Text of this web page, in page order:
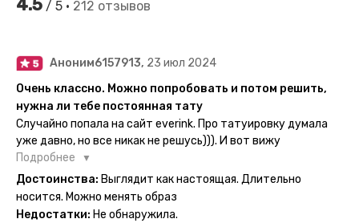
4.5 / 5 • 212 отзывов
Аноним6157913, 23 июл 2024
Очень классно. Можно попробовать и потом решить,
нужна ли тебе постоянная тату
Случайно попала на сайт everink. Про татуировку думала
уже давно, но все никак не решусь))). И вот вижу
великолепный каталог everink. Тату на любой вкус.
Заказала и не пожалела. Супер. Выглядит как настоящая.
Посмотрю как булет ы носке. Обязательно закажу ещё.
Подробнее
Достоинства: Выглядит как настоящая. Длительно
носится. Можно менять образ
Недостатки: Не обнаружила.